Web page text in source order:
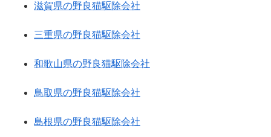
滋賀県の野良猫駆除会社
三重県の野良猫駆除会社
和歌山県の野良猫駆除会社
鳥取県の野良猫駆除会社
島根県の野良猫駆除会社